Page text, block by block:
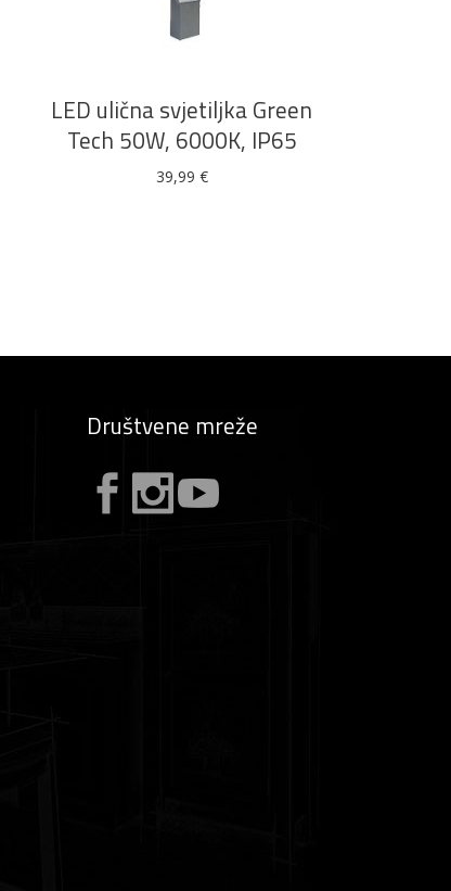
DODAJ U KOŠARICU
LED ulična svjetiljka Green
Tech 50W, 6000K, IP65
39,99 €
Društvene mreže